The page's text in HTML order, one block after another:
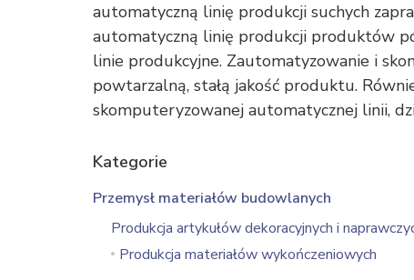
automatyczną linię produkcji suchych
automatyczną linię produkcji produktów
linie produkcyjne. Zautomatyzowanie i
powtarzalną, stałą jakość produktu.
skomputeryzowanej automatycznej linii,
Kategorie
Przemysł materiałów budowlanych
Produkcja artykułów dekoracyjnych i
Produkcja materiałów wykończeniowych